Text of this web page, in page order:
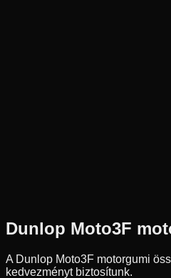
Dunlop Moto3F
A Dunlop Moto3F motorgumi
kedvezményt biztosítunk.